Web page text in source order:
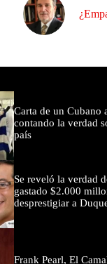
Carta de un Cubano
contando la verdad
país
Se reveló la verdad
gastado $2.000
desprestigiar a
Frank Pearl, El